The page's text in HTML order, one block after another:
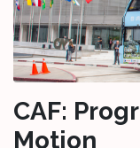
CAF:
Motion